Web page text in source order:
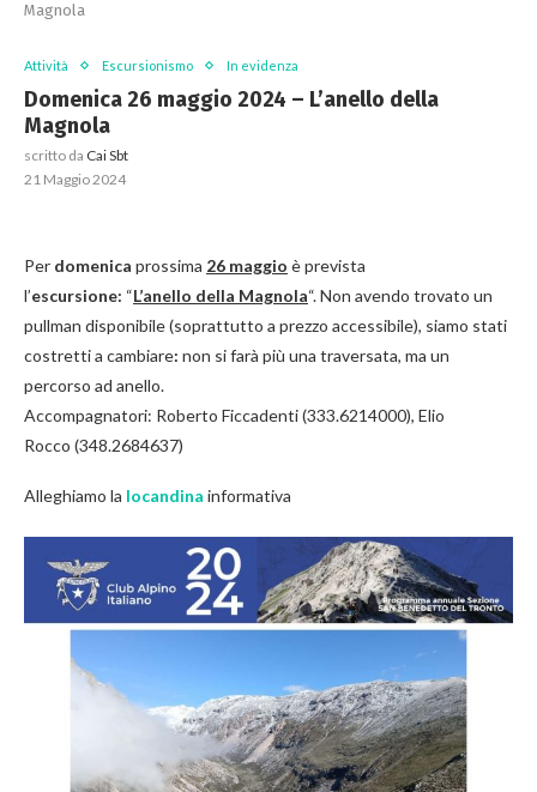
Magnola
Attività Escursionismo In evidenza
Domenica 26 maggio 2024 – L’anello della
Magnola
scritto da Cai Sbt
21 Maggio 2024
Per domenica prossima 26 maggio è prevista
l’escursione: “L’anello della Magnola“. Non avendo trovato un
pullman disponibile (soprattutto a prezzo accessibile), siamo stati
costretti a cambiare: non si farà più una traversata, ma un
percorso ad anello.
Accompagnatori: Roberto Ficcadenti (333.6214000), Elio
Rocco (348.2684637)
Alleghiamo la locandina informativa